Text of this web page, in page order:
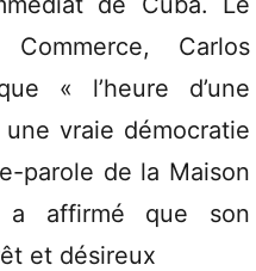
Carlos
« l’heure d’une
vraie démocratie
parole de la Maison
a affirmé que son
et désireux